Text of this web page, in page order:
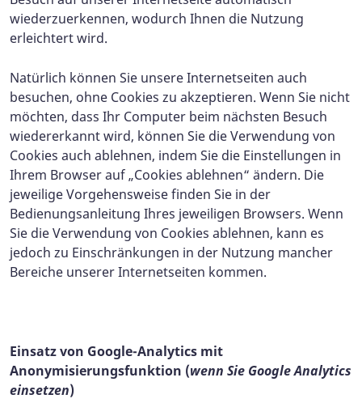
wiederzuerkennen, wodurch Ihnen die Nutzung
erleichtert wird.
Natürlich können Sie unsere Internetseiten auch
besuchen, ohne Cookies zu akzeptieren. Wenn Sie nicht
möchten, dass Ihr Computer beim nächsten Besuch
wiedererkannt wird, können Sie die Verwendung von
Cookies auch ablehnen, indem Sie die Einstellungen in
Ihrem Browser auf „Cookies ablehnen“ ändern. Die
jeweilige Vorgehensweise finden Sie in der
Bedienungsanleitung Ihres jeweiligen Browsers. Wenn
Sie die Verwendung von Cookies ablehnen, kann es
jedoch zu Einschränkungen in der Nutzung mancher
Bereiche unserer Internetseiten kommen.
Einsatz von Google-Analytics mit
Anonymisierungsfunktion (wenn Sie Google Analytics
einsetzen)